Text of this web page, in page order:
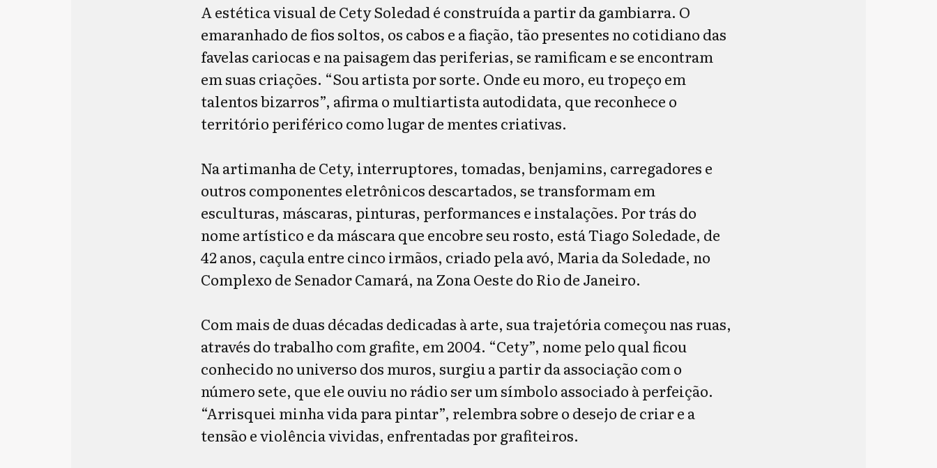
A estética visual de Cety Soledad é construída a partir da gambiarra. O
emaranhado de fios soltos, os cabos e a fiação, tão presentes no cotidiano das
favelas cariocas e na paisagem das periferias, se ramificam e se encontram
em suas criações. “Sou artista por sorte. Onde eu moro, eu tropeço em
talentos bizarros”, afirma o multiartista autodidata, que reconhece o
território periférico como lugar de mentes criativas.
Na artimanha de Cety, interruptores, tomadas, benjamins, carregadores e
outros componentes eletrônicos descartados, se transformam em
esculturas, máscaras, pinturas, performances e instalações. Por trás do
nome artístico e da máscara que encobre seu rosto, está Tiago Soledade, de
42 anos, caçula entre cinco irmãos, criado pela avó, Maria da Soledade, no
Complexo de Senador Camará, na Zona Oeste do Rio de Janeiro.
Com mais de duas décadas dedicadas à arte, sua trajetória começou nas ruas,
através do trabalho com grafite, em 2004. “Cety”, nome pelo qual ficou
conhecido no universo dos muros, surgiu a partir da associação com o
número sete, que ele ouviu no rádio ser um símbolo associado à perfeição.
“Arrisquei minha vida para pintar”, relembra sobre o desejo de criar e a
tensão e violência vividas, enfrentadas por grafiteiros.